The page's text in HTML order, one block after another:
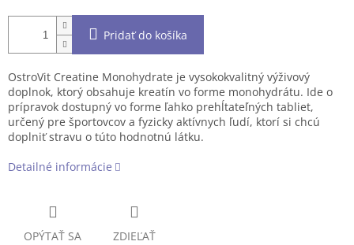
Pridať do košíka
OstroVit Creatine Monohydrate je vysokokvalitný výživový
doplnok, ktorý obsahuje kreatín vo forme monohydrátu. Ide o
prípravok dostupný vo forme ľahko prehĺtateľných tabliet,
určený pre športovcov a fyzicky aktívnych ľudí, ktorí si chcú
doplniť stravu o túto hodnotnú látku.
Detailné informácie
OPÝTAŤ SA ZDIEĽAŤ